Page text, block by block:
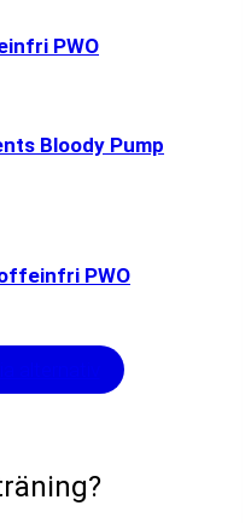
PWO
Bloody Pump
PWO